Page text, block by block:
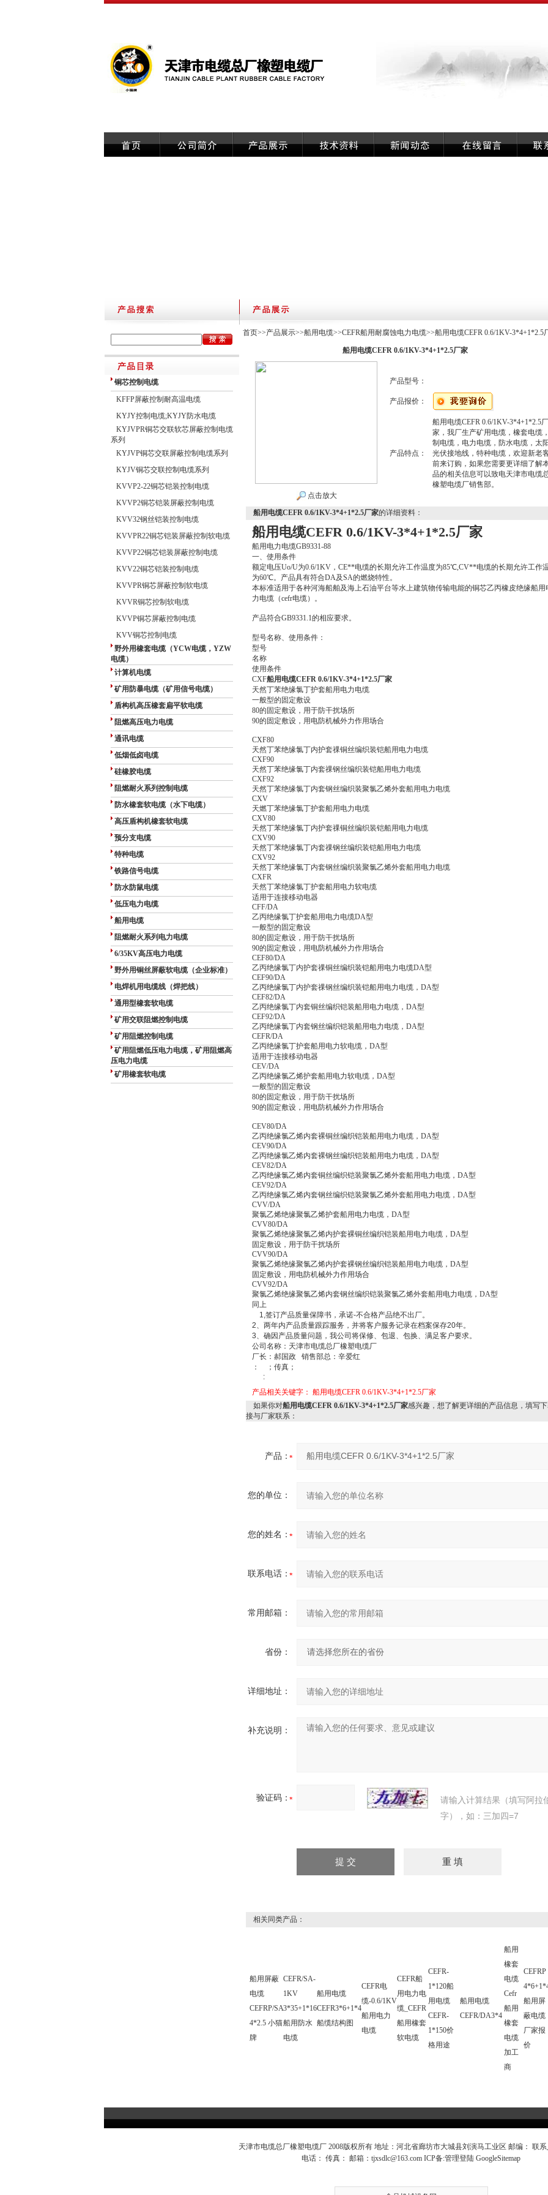
铜芯控制电缆
KFFP屏蔽控制耐高温电缆
KYJY控制电缆;KYJY防水电缆
KYJVPR铜芯交联软芯屏蔽控制电缆
系列
KYJVP铜芯交联屏蔽控制电缆系列
KYJV铜芯交联控制电缆系列
KVVP2-22铜芯铠装控制电缆
KVVP2铜芯铠装屏蔽控制电缆
KVV32钢丝铠装控制电缆
KVVPR22铜芯铠装屏蔽控制软电缆
KVVP22铜芯铠装屏蔽控制电缆
KVV22铜芯铠装控制电缆
KVVPR铜芯屏蔽控制软电缆
KVVR铜芯控制软电缆
KVVP铜芯屏蔽控制电缆
KVV铜芯控制电缆
野外用橡套电缆（YCW电缆，YZW
电缆）
计算机电缆
矿用防暴电缆（矿用信号电缆）
盾构机高压橡套扁平软电缆
阻燃高压电力电缆
通讯电缆
低烟低卤电缆
硅橡胶电缆
阻燃耐火系列控制电缆
防水橡套软电缆（水下电缆）
高压盾构机橡套软电缆
预分支电缆
特种电缆
铁路信号电缆
防水防鼠电缆
低压电力电缆
船用电缆
阻燃耐火系列电力电缆
6/35KV高压电力电缆
野外用铜丝屏蔽软电缆（企业标准）
电焊机用电缆线（焊把线）
通用型橡套软电缆
矿用交联阻燃控制电缆
矿用阻燃控制电缆
矿用阻燃低压电力电缆，矿用阻燃高
压电力电缆
矿用橡套软电缆
首页>>产品展示>>船用电缆>>CEFR船用耐腐蚀电力电缆>>船用电缆CEFR 0.6/1KV-3*4+1*2.5
船用电缆CEFR 0.6/1KV-3*4+1*2.5厂家
点击放大
产品型号：
产品报价：
产品特点：
船用电缆CEFR 0.6/1KV-3*4+1*2.5厂
家，我厂生产矿用电缆，橡套电缆
制电缆，电力电缆，防水电缆，太
光伏接地线，特种电缆，欢迎新老
前来订购，如果您需要更详细了解
品的相关信息可以致电天津市电缆
橡塑电缆厂销售部。
船用电缆CEFR 0.6/1KV-3*4+1*2.5厂家的详细资料：
船用电缆CEFR 0.6/1KV-3*4+1*2.5厂家
船用电力电缆GB9331-88
一、使用条件
额定电压Uo/U为0.6/1KV，CE**电缆的长期允许工作温度为85℃,CV**电缆的长期允许工作
为60℃。产品具有符合DA及SA的燃烧特性。
本标准适用于各种河海船舶及海上石油平台等水上建筑物传输电能的铜芯乙丙橡皮绝缘船用
力电缆（cefr电缆）。
产品符合GB9331.1的相应要求。
型号名称、使用条件：
型号
名称
使用条件
CXF船用电缆CEFR 0.6/1KV-3*4+1*2.5厂家
天然丁苯绝缘氯丁护套船用电力电缆
一般型的固定敷设
80的固定敷设，用于防干扰场所
90的固定敷设，用电防机械外力作用场合
CXF80
天然丁苯绝缘氯丁内护套祼铜丝编织装铠船用电力电缆
CXF90
天然丁苯绝缘氯丁内套祼钢丝编织装铠船用电力电缆
CXF92
天然丁苯绝缘氯丁内套钢丝编织装聚氯乙烯外套船用电力电缆
CXV
天燃丁苯绝缘氯丁护套船用电力电缆
CXV80
天然丁苯绝缘氯丁内护套祼铜丝编织装铠船用电力电缆
CXV90
天然丁苯绝缘氯丁内套祼钢丝编织装铠船用电力电缆
CXV92
天然丁苯绝缘氯丁内套钢丝编织装聚氯乙烯外套船用电力电缆
CXFR
天然丁苯绝缘氯丁护套船用电力软电缆
适用于连接移动电器
CFF/DA
乙丙绝缘氯丁护套船用电力电缆DA型
一般型的固定敷设
80的固定敷设，用于防干扰场所
90的固定敷设，用电防机械外力作用场合
CEF80/DA
乙丙绝缘氯丁内护套祼铜丝编织装铠船用电力电缆DA型
CEF90/DA
乙丙绝缘氯丁内护套祼钢丝编织装铠船用电力电缆，DA型
CEF82/DA
乙丙绝缘氯丁内套铜丝编织铠装船用电力电缆，DA型
CEF92/DA
乙丙绝缘氯丁内套钢丝编织铠装船用电力电缆，DA型
CEFR/DA
乙丙绝缘氯丁护套船用电力软电缆，DA型
适用于连接移动电器
CEV/DA
乙丙绝缘氯乙烯护套船用电力软电缆，DA型
一般型的固定敷设
80的固定敷设，用于防干扰场所
90的固定敷设，用电防机械外力作用场合
CEV80/DA
乙丙绝缘氯乙烯内套裸铜丝编织铠装船用电力电缆，DA型
CEV90/DA
乙丙绝缘氯乙烯内套裸钢丝编织铠装船用电力电缆，DA型
CEV82/DA
乙丙绝缘氯乙烯内套铜丝编织铠装聚氯乙烯外套船用电力电缆，DA型
CEV92/DA
乙丙绝缘氯乙烯内套钢丝编织铠装聚氯乙烯外套船用电力电缆，DA型
CVV/DA
聚氯乙烯绝缘聚氯乙烯护套船用电力电缆，DA型
CVV80/DA
聚氯乙烯绝缘聚氯乙烯内护套裸铜丝编织铠装船用电力电缆，DA型
固定敷设，用于防干扰场所
CVV90/DA
聚氯乙烯绝缘聚氯乙烯内护套裸钢丝编织铠装船用电力电缆，DA型
固定敷设，用电防机械外力作用场合
CVV92/DA
聚氯乙烯绝缘聚氯乙烯内套钢丝编织铠装聚氯乙烯外套船用电力电缆，DA型
同上
1,签订产品质量保障书，承诺-不合格产品绝不出厂。
2、两年内产品质量跟踪服务，并将客户服务记录在档案保存20年。
3、确因产品质量问题，我公司将保修、包退、包换、满足客户要求。
公司名称：天津市电缆总厂橡塑电缆厂
厂长：郝国政
销售部总：辛爱红
：
；传真；
:
产品相关关键字： 船用电缆CEFR 0.6/1KV-3*4+1*2.5厂家
如果你对船用电缆CEFR 0.6/1KV-3*4+1*2.5厂家感兴趣，想了解更详细的产品信息，填写
接与厂家联系：
产品：
您的单位：
您的姓名：
联系电话：
常用邮箱：
省份：
详细地址：
补充说明：
验证码：
请输入计算结果（填写阿拉
字），如：三加四=7
相关同类产品：
船用屏蔽
电缆
CEFRP/SA
4*2.5 小猫
牌
CEFR/SA-
1KV
3*35+1*16
船用防水
电缆
船用电缆
CEFR3*6+1*4
船缆结构图
CEFR电
缆-0.6/1KV
船用电力
电缆
CEFR船
用电力电
缆_CEFR
船用橡套
软电缆
CEFR-
1*120船
用电缆
CEFR-
1*150价
格用途
船用电缆
CEFR/DA3*4
船用
橡套
电缆
Cefr
船用
橡套
电缆
加工
商
CEFRP
船用屏
蔽电缆
厂家报
价
天津市电缆总厂橡塑电缆厂 2008版权所有 地址：河北省廊坊市大城县刘演马工业区 邮编： 联
电话： 传真： 邮箱： tjxsdlc@163.com ICP备:管理登陆 GoogleSitemap